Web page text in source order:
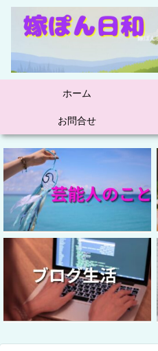
ホーム
お問合せ